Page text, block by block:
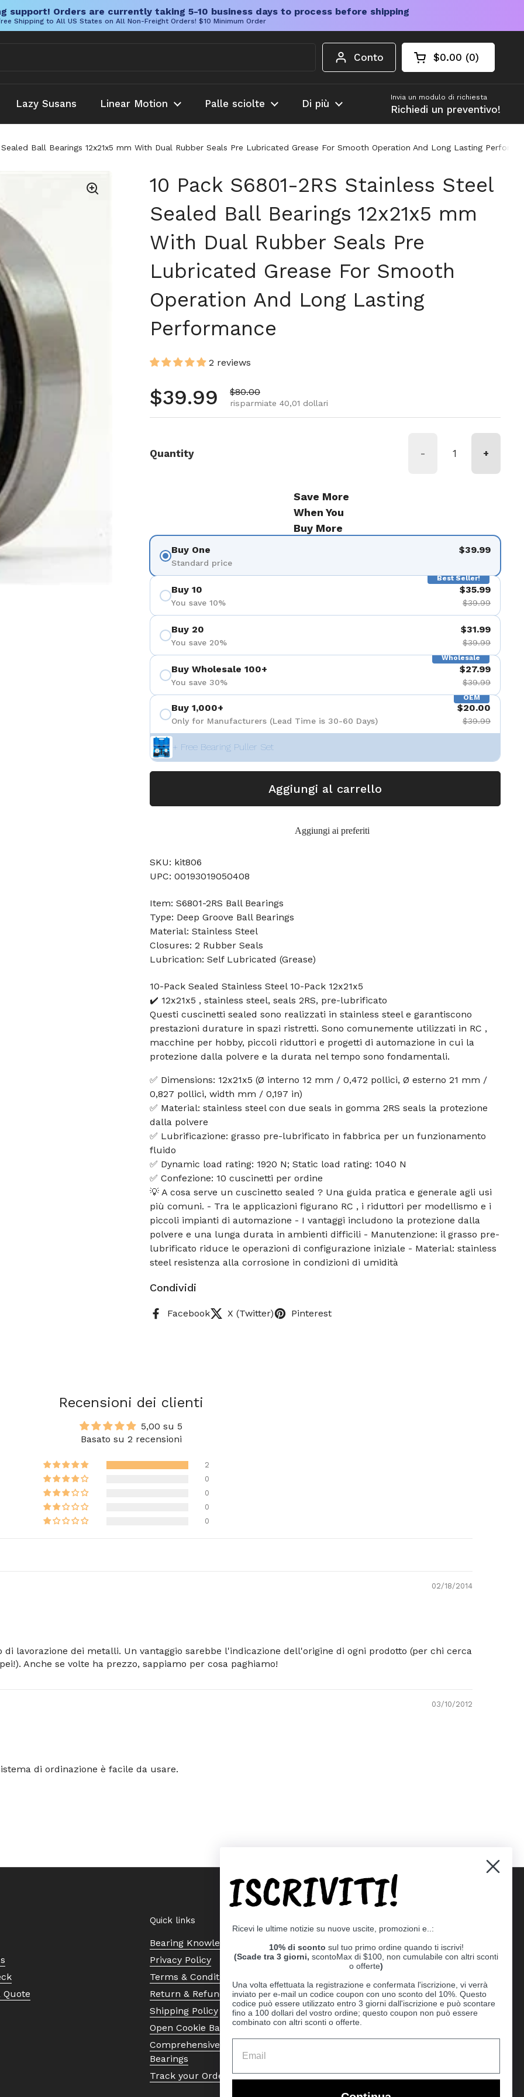
support! Orders are currently taking 5-10 business days to process before shipping
Shipping to All US States on All Non-Freight Orders! $10 Minimum Order
Conto Carrello aperto
Totale del
$0.00 0
prodotti nel
Lazy Susans Linear Motion Palle sciolte Di più
Invia un modulo di richiesta
Richiedi un preventivo!
Ball Bearings 12x21x5 mm With Dual Rubber Seals Pre Lubricated Grease For Smooth Operation And Long Lasting
10 Pack S6801-2RS Stainless Steel
Sealed Ball Bearings 12x21x5 mm
With Dual Rubber Seals Pre
Lubricated Grease For Smooth
Operation And Long Lasting
Performance
2 reviews
Prezzo normale
$39.99 Prezzo di vendita
$80.00
risparmiate 40,01 dollari
Quantity - +
Save More
When You
Buy More
Buy One
Standard price
$39.99
Best Seller!
Buy 10
You save 10%
$35.99
$39.99
Buy 20
You save 20%
$31.99
$39.99
Wholesale
Buy Wholesale 100+
You save 30%
$27.99
$39.99
OEM
Buy 1,000+
Only for Manufacturers (Lead Time is 30-60 Days)
$20.00
$39.99
+ Free Bearing Puller Set
Aggiungi al carrello
Aggiungi ai preferiti
SKU: kit806
UPC: 00193019050408
Item: S6801-2RS Ball Bearings
Type: Deep Groove Ball Bearings
Material: Stainless Steel
Closures: 2 Rubber Seals
Lubrication: Self Lubricated (Grease)
10-Pack Sealed Stainless Steel 10-Pack 12x21x5
✔️ 12x21x5 , stainless steel, seals 2RS, pre-lubrificato
Questi cuscinetti sealed sono realizzati in stainless steel e garantiscono
prestazioni durature in spazi ristretti. Sono comunemente utilizzati in RC ,
macchine per hobby, piccoli riduttori e progetti di automazione in cui la
protezione dalla polvere e la durata nel tempo sono fondamentali.
✅ Dimensions: 12x21x5 (Ø interno 12 mm / 0,472 pollici, Ø esterno 21 mm /
0,827 pollici, width mm / 0,197 in)
✅ Material: stainless steel con due seals in gomma 2RS seals la protezione
dalla polvere
✅ Lubrificazione: grasso pre-lubrificato in fabbrica per un funzionamento
fluido
✅ Dynamic load rating: 1920 N; Static load rating: 1040 N
✅ Confezione: 10 cuscinetti per ordine
💡 A cosa serve un cuscinetto sealed ? Una guida pratica e generale agli usi
più comuni. - Tra le applicazioni figurano RC , i riduttori per modellismo e i
piccoli impianti di automazione - I vantaggi includono la protezione dalla
polvere e una lunga durata in ambienti difficili - Manutenzione: il grasso pre-
lubrificato riduce le operazioni di configurazione iniziale - Material: stainless
steel resistenza alla corrosione in condizioni di umidità
Condividi
Facebook X (Twitter) Pinterest
Recensioni dei clienti
5,00 su 5
Basato su 2 recensioni
2
0
0
0
0
02/18/2014
lavorazione dei metalli. Un vantaggio sarebbe l'indicazione dell'origine di ogni prodotto (per chi cerca
Anche se volte ha prezzo, sappiamo per cosa paghiamo!
03/10/2012
di ordinazione è facile da usare.
Quote
Quick links
Bearing Knowledge Center
Privacy Policy
Terms & Conditions
Return & Refund Policy
Shipping Policy
Open Cookie Banner
Comprehensive Guide to Ball
Bearings
Track your Order
ISCRIVITI!
Ricevi le ultime notizie su nuove uscite, promozioni e..:
10% di sconto sul tuo primo ordine quando ti iscrivi!
(Scade tra 3 giorni, scontoMax di $100, non cumulabile con altri sconti
o offerte)
Una volta effettuata la registrazione e confermata l'iscrizione, vi verrà
inviato per e-mail un codice coupon con uno sconto del 10%. Questo
codice può essere utilizzato entro 3 giorni dall'iscrizione e può scontare
fino a 100 dollari del vostro ordine; questo coupon non può essere
combinato con altri sconti o offerte.